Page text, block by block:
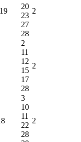
20
23
27
28
2
2
11
12
15
17
28
2
3
10
11
22
28
2